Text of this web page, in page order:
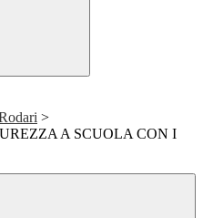
>
A SCUOLA CON I